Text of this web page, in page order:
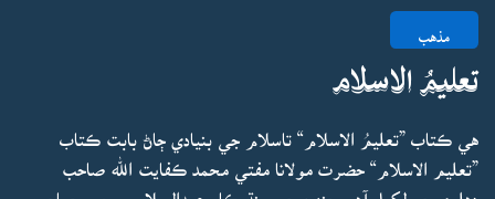
مذهب
تعليمُ الاسلام
هي ڪتاب ”تعليمُ الاسلام“ تاسلام جي بنيادي ڄاڻ بابت ڪتاب
”تعليم الاسلام“ حضرت مولانا مفتي محمد ڪفايت الله صاحب
دهلوي جو لکيل آهي جنهن جو سنڌيڪار عبدالسلام سومرو صاحب